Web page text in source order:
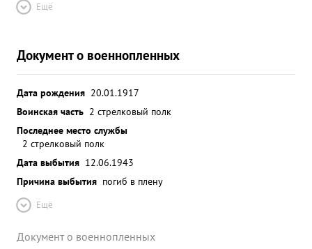
Ещё
Документ о военнопленных
Дата рождения 20.01.1917
Воинская часть 2 стрелковый полк
Последнее место службы
2 стрелковый полк
Дата выбытия 12.06.1943
Причина выбытия погиб в плену
Ещё
Документ о военнопленных